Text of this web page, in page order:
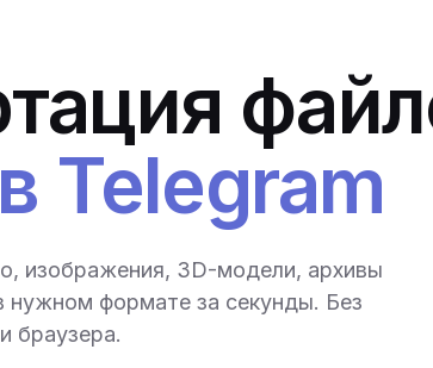
Telegram
изображения, 3D-модели, архивы
нужном формате за секунды. Без
браузера.